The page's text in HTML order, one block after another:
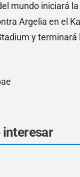
mundo iniciará
Argelia en el
y
interesar